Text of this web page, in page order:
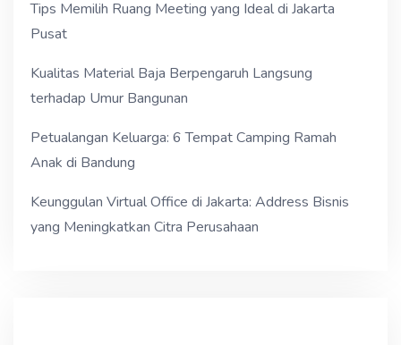
Tips Memilih Ruang Meeting yang Ideal di Jakarta
Pusat
Kualitas Material Baja Berpengaruh Langsung
terhadap Umur Bangunan
Petualangan Keluarga: 6 Tempat Camping Ramah
Anak di Bandung
Keunggulan Virtual Office di Jakarta: Address Bisnis
yang Meningkatkan Citra Perusahaan